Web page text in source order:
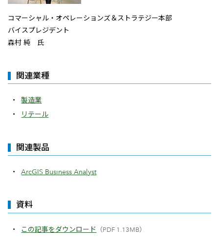
コマーシャル・オペレーションズ＆ストラテジー本部
バイスプレジデント
森村 純 氏
関連業種
製造業
リテール
関連製品
ArcGIS Business Analyst
資料
この記事をダウンロード （PDF 1.13MB）